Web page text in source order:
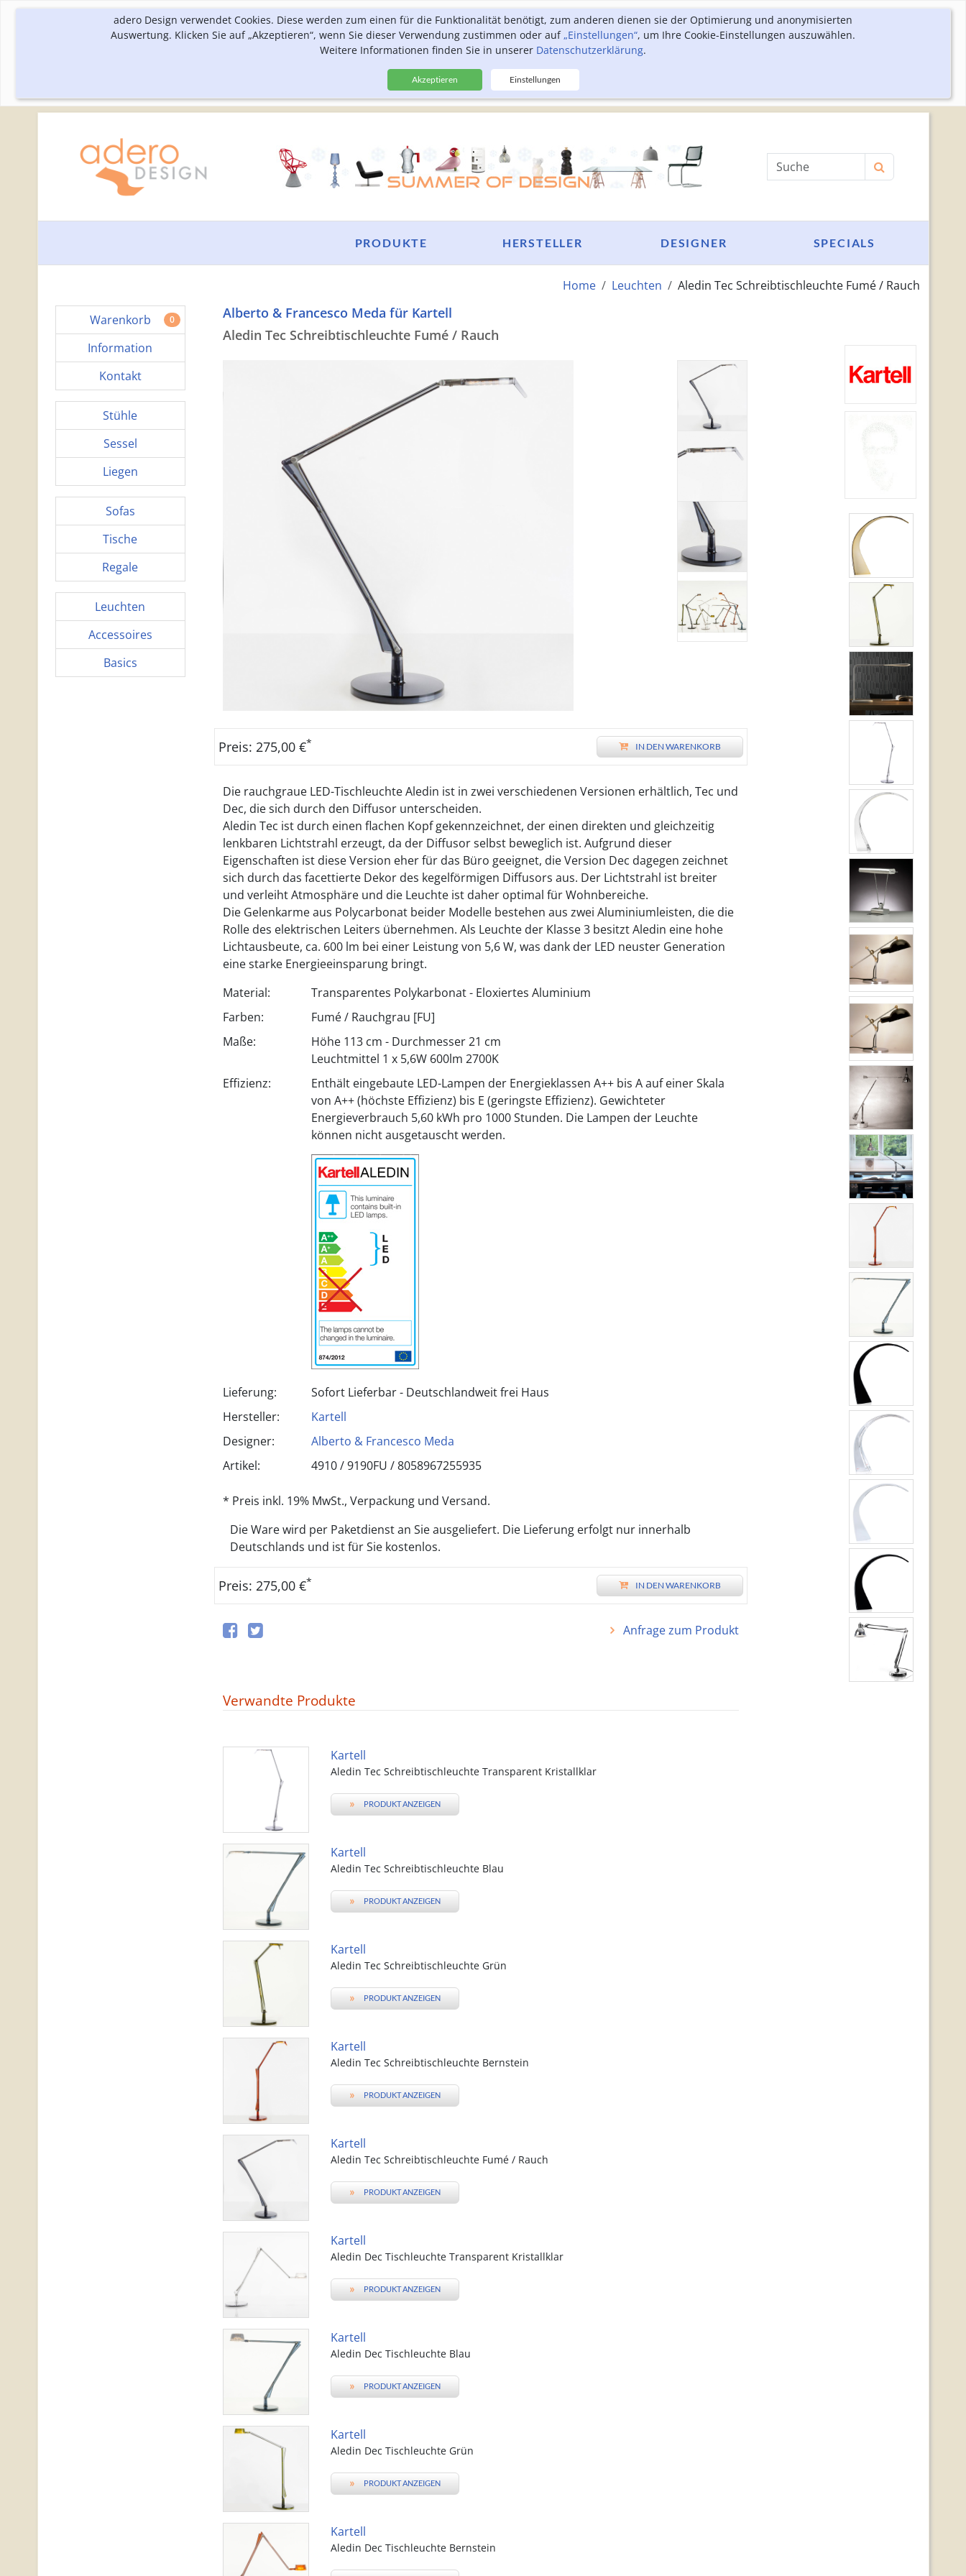
adero Design verwendet Cookies. Diese werden zum einen für die Funktionalität benötigt, zum anderen dienen sie der Optimierung und anonymisierten
Auswertung. Klicken Sie auf „Akzeptieren“, wenn Sie dieser Verwendung zustimmen oder auf„Einstellungen“, um Ihre Cookie-Einstellungen auszuwählen.
Weitere Informationen finden Sie in unserer Datenschutzerklärung.
Akzeptieren Einstellungen
Produktsuche
SPECIALS
DESIGNER
HERSTELLER
PRODUKTE
Home Leuchten Aledin Tec Schreibtischleuchte Fumé / Rauch
Warenkorb 0
Information
Kontakt
Stühle
Sessel
Liegen
Sofas
Tische
Regale
Leuchten
Accessoires
Basics
Alberto & Francesco Meda für Kartell
Aledin Tec Schreibtischleuchte Fumé / Rauch
Preis: 275,00 €* IN DEN WARENKORB
Die rauchgraue LED-Tischleuchte Aledin ist in zwei verschiedenen Versionen erhältlich, Tec und
Dec, die sich durch den Diffusor unterscheiden.
Aledin Tec ist durch einen flachen Kopf gekennzeichnet, der einen direkten und gleichzeitig
lenkbaren Lichtstrahl erzeugt, da der Diffusor selbst beweglich ist. Aufgrund dieser
Eigenschaften ist diese Version eher für das Büro geeignet, die Version Dec dagegen zeichnet
sich durch das facettierte Dekor des kegelförmigen Diffusors aus. Der Lichtstrahl ist breiter
und verleiht Atmosphäre und die Leuchte ist daher optimal für Wohnbereiche.
Die Gelenkarme aus Polycarbonat beider Modelle bestehen aus zwei Aluminiumleisten, die die
Rolle des elektrischen Leiters übernehmen. Als Leuchte der Klasse 3 besitzt Aledin eine hohe
Lichtausbeute, ca. 600 lm bei einer Leistung von 5,6 W, was dank der LED neuster Generation
eine starke Energieeinsparung bringt.
Material:
Transparentes Polykarbonat - Eloxiertes Aluminium
Farben:
Fumé / Rauchgrau [FU]
Maße:
Höhe 113 cm - Durchmesser 21 cm
Leuchtmittel 1 x 5,6W 600lm 2700K
Effizienz:
Enthält eingebaute LED-Lampen der Energieklassen A++ bis A auf einer Skala
von A++ (höchste Effizienz) bis E (geringste Effizienz). Gewichteter
Energieverbrauch 5,60 kWh pro 1000 Stunden. Die Lampen der Leuchte
können nicht ausgetauscht werden.
Lieferung:
Sofort Lieferbar - Deutschlandweit frei Haus
Hersteller:
Kartell
Designer:
Alberto & Francesco Meda
Artikel:
4910 /9190FU/8058967255935
* Preis inkl. 19% MwSt., Verpackung und Versand.
Die Ware wird per Paketdienst an Sie ausgeliefert. Die Lieferung erfolgt nur innerhalb
Deutschlands und ist für Sie kostenlos.
Preis: 275,00 €* IN DEN WARENKORB
Anfrage zum Produkt
Verwandte Produkte
Kartell
Aledin Tec Schreibtischleuchte Transparent Kristallklar
» PRODUKT ANZEIGEN
Kartell
Aledin Tec Schreibtischleuchte Blau
» PRODUKT ANZEIGEN
Kartell
Aledin Tec Schreibtischleuchte Grün
» PRODUKT ANZEIGEN
Kartell
Aledin Tec Schreibtischleuchte Bernstein
» PRODUKT ANZEIGEN
Kartell
Aledin Tec Schreibtischleuchte Fumé / Rauch
» PRODUKT ANZEIGEN
Kartell
Aledin Dec Tischleuchte Transparent Kristallklar
» PRODUKT ANZEIGEN
Kartell
Aledin Dec Tischleuchte Blau
» PRODUKT ANZEIGEN
Kartell
Aledin Dec Tischleuchte Grün
» PRODUKT ANZEIGEN
Kartell
Aledin Dec Tischleuchte Bernstein